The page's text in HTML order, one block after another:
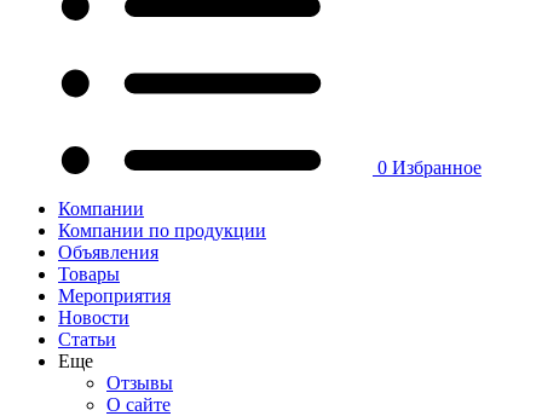
0 Избранное
Компании
Компании по продукции
Объявления
Товары
Мероприятия
Новости
Статьи
Еще
Отзывы
О сайте